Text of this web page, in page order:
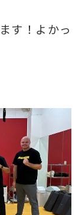
す！よかっ